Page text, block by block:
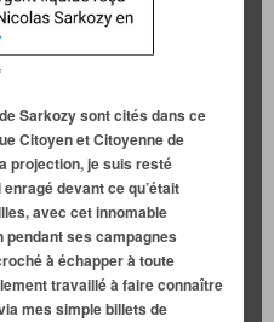
Sarkozy sont cités dans ce
Citoyen et Citoyenne de
projection, je suis resté
devant ce qu’était
avec cet innomable
pendant ses campagnes
à échapper à toute
travaillé à faire connaître
mes simple billets de